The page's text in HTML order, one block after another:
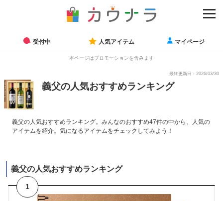
受付中 人気アイテム マイページ
本ページはプロモーションを含みます
最終更新日：2026/03/30
義父の人気おすすめランキング
義父の人気おすすめランキング。みんなのおすすめ47件の中から、人気の
アイテムを紹介。気になるアイテムをチェックしてみよう！
義父の人気おすすめランキング
1